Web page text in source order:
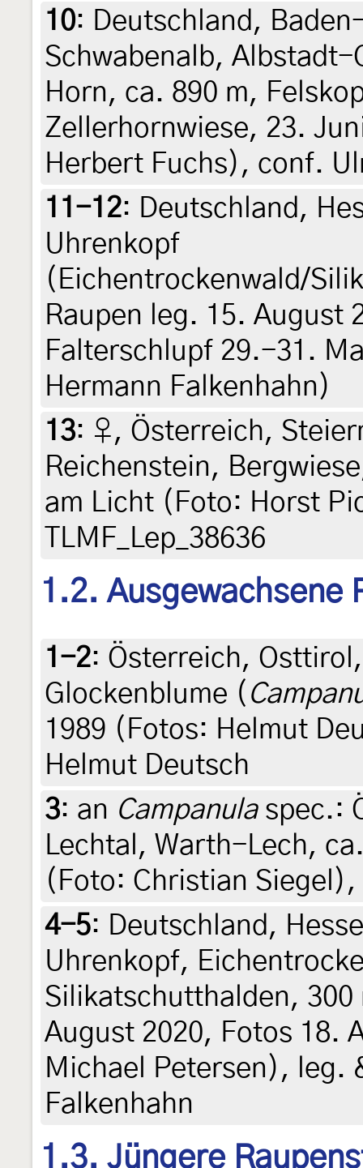
10: Deutschland,
Schwabenalb,
Horn, ca. 890 m,
Zellerhornwiese, 23.
Herbert Fuchs), conf.
11-12: Deutschland,
Uhrenkopf
(Eichentrockenwald/
Raupen leg. 15. August
Falterschlupf 29.-31.
Hermann Falkenhahn)
13: ♀, Österreich,
Reichenstein,
am Licht (Foto: Horst
TLMF_Lep_38636
1.2. Ausgewachsene
1-2: Österreich,
Glockenblume (
1989 (Fotos: Helmut
Helmut Deutsch
3: an Campanulaspec.:
Lechtal, Warth-Lech,
(Foto: Christian Siegel),
4-5: Deutschland,
Uhrenkopf,
Silikatschutthalden,
August 2020, Fotos 18.
Michael Petersen), leg.
Falkenhahn
1.3. Jüngere